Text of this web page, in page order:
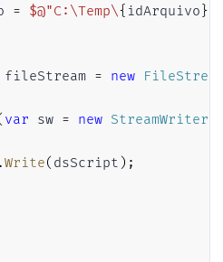
= $@"C:\Temp\{ idArquivo }
fileStream = new
var sw = new StreamWriter
Write( dsScript ) ;